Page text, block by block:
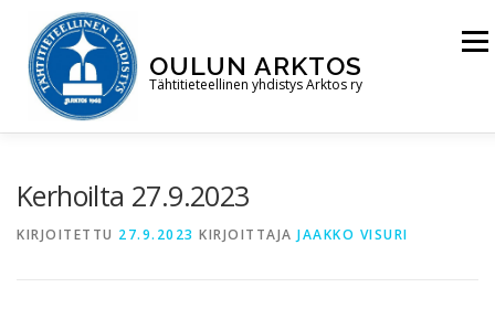
sisältöön
OULUN ARKTOS
Tähtitieteellinen yhdistys Arktos ry
Kerhoilta 27.9.2023
KIRJOITETTU 27.9.2023 KIRJOITTAJA JAAKKO VISURI